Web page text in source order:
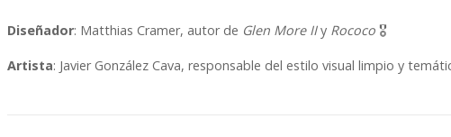
Diseñador: Matthias Cramer, autor de Glen More IIy Rococo 🎖️
Artista: Javier González Cava, responsable del estilo visual limpio y